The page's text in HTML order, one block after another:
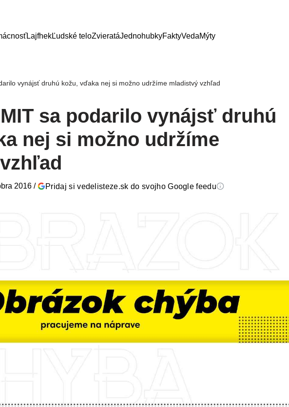
LajfhekĽudské teloZvieratáJednohubkyFaktyVedaMýty
vynájsť druhú kožu, vďaka nej si možno udržíme mladistvý vzhľad
sa podarilo vynájsť druhú
nej si možno udržíme
2016 / Pridaj si vedelisteze.sk do svojho Google feedu